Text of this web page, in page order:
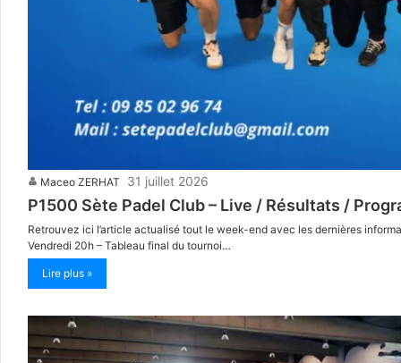
Maceo ZERHAT 31 juillet 2026
P1500 Sète Padel Club – Live / Résultats /
Retrouvez ici l’article actualisé tout le week-end avec les dernières
Vendredi 20h – Tableau final du tournoi…
Lire plus »